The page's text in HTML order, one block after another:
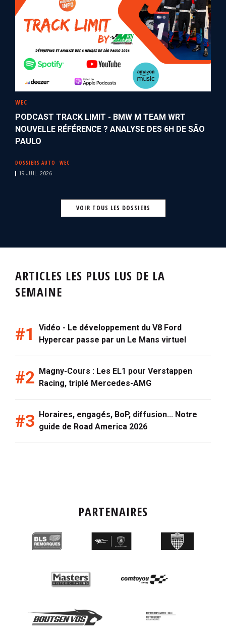
WEC
PODCAST TRACK LIMIT - BMW M TEAM WRT
NOUVELLE RÉFÉRENCE ? ANALYSE DES 6H DE SÃO
PAULO
DOSSIERS AUTO WEC
19 JUIL. 2026
VOIR TOUS LES DOSSIERS
ARTICLES LES PLUS LUS DE LA
SEMAINE
Vidéo - Le développement du V8 Ford
Hypercar passe par un Le Mans virtuel
Magny-Cours : Les EL1 pour Verstappen
Racing, triplé Mercedes-AMG
Horaires, engagés, BoP, diffusion... Notre
guide de Road America 2026
PARTENAIRES